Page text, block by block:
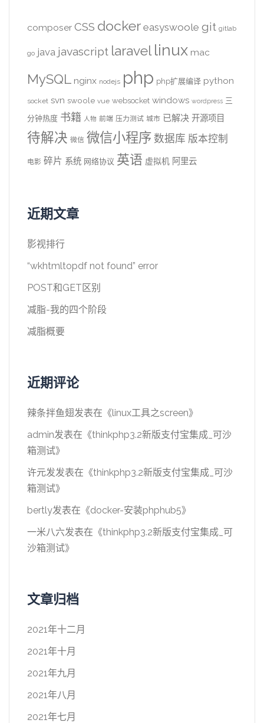
composer CSS docker easyswoole git gitlab
go java javascript laravel linux mac
MySQL nginx nodejs php php扩展编译 python
socket svn swoole vue websocket windows wordpress 三
分钟热度 书籍 人物 前端 压力测试 城市 已解决 开源项目
待解决 微信 微信小程序 数据库 版本控制
电影 碎片 系统 网络协议 英语 虚拟机 阿里云
近期文章
影视排行
“wkhtmltopdf not found” error
POST和GET区别
减脂-我的四个阶段
减脂概要
近期评论
辣条拌鱼翅发表在《linux工具之screen》
admin发表在《thinkphp3.2新版支付宝集成_可沙
箱测试》
许元发发表在《thinkphp3.2新版支付宝集成_可沙
箱测试》
bertly发表在《docker-安装phphub5》
一米八六发表在《thinkphp3.2新版支付宝集成_可
沙箱测试》
文章归档
2021年十二月
2021年十月
2021年九月
2021年八月
2021年七月